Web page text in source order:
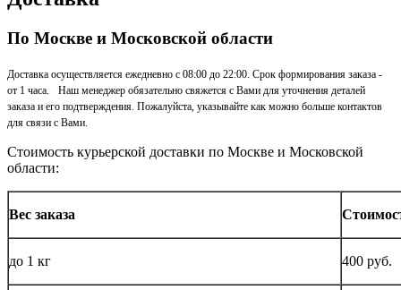
По Москве и Московской области
Доставка осуществляется ежедневно с 08:00 до 22:00. Срок формирования заказа -
от 1 часа. Наш менеджер обязательно свяжется с Вами для уточнения деталей
заказа и его подтверждения. Пожалуйста, указывайте как можно больше контактов
для связи с Вами.
Стоимость курьерской доставки по Москве и Московской
области:
Вес заказа
до 1 кг 400 руб.